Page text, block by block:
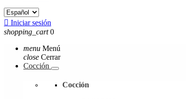
 Iniciar sesión
shopping_cart 0
menu Menú
close Cerrar
Cocción
Cocción